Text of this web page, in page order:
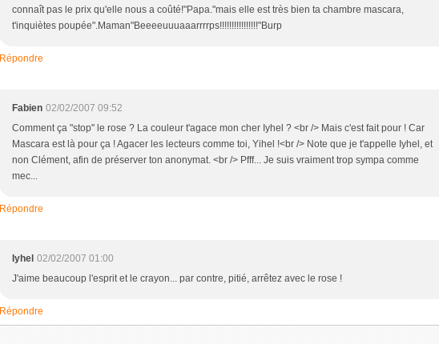
connaît pas le prix qu'elle nous a coûté!"Papa."mais elle est très bien ta chambre mascara,
t'inquiètes poupée".Maman"Beeeeuuuaaarrrrps!!!!!!!!!!!!!!!!"Burp
Répondre
Fabien 02/02/2007 09:52
Comment ça "stop" le rose ? La couleur t'agace mon cher Iyhel ? <br /> Mais c'est fait pour ! Car
Mascara est là pour ça ! Agacer les lecteurs comme toi, Yihel !<br /> Note que je t'appelle Iyhel, et
non Clément, afin de préserver ton anonymat. <br /> Pfff... Je suis vraiment trop sympa comme
mec...
Répondre
Iyhel 02/02/2007 01:00
J'aime beaucoup l'esprit et le crayon... par contre, pitié, arrêtez avec le rose !
Répondre